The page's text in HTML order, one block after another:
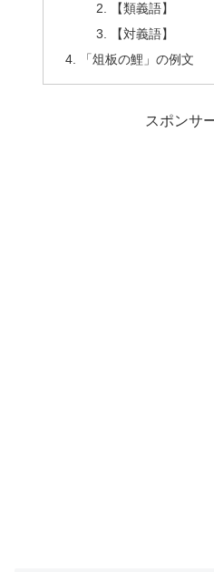
【類義語】
【対義語】
「俎板の鯉」の例文
スポンサ